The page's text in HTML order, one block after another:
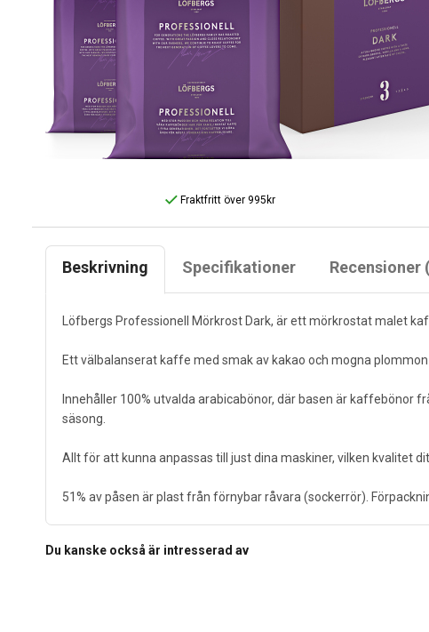
Fraktfritt över 995kr
Beskrivning Specifikationer Recensioner
Löfbergs Professionell Mörkrost Dark, är ett mörkrostat malet
Ett välbalanserat kaffe med smak av kakao och mogna
Innehåller 100% utvalda arabicabönor, där basen är kaffebönor
säsong.
Allt för att kunna anpassas till just dina maskiner, vilken kvalitet
51% av påsen är plast från förnybar råvara (sockerrör).
Du kanske också är intresserad av